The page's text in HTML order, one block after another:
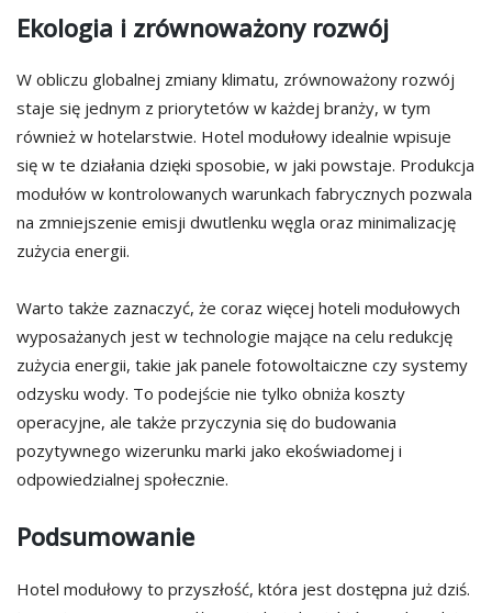
Ekologia i zrównoważony rozwój
W obliczu globalnej zmiany klimatu, zrównoważony rozwój
staje się jednym z priorytetów w każdej branży, w tym
również w hotelarstwie. Hotel modułowy idealnie wpisuje
się w te działania dzięki sposobie, w jaki powstaje. Produkcja
modułów w kontrolowanych warunkach fabrycznych pozwala
na zmniejszenie emisji dwutlenku węgla oraz minimalizację
zużycia energii.
Warto także zaznaczyć, że coraz więcej hoteli modułowych
wyposażanych jest w technologie mające na celu redukcję
zużycia energii, takie jak panele fotowoltaiczne czy systemy
odzysku wody. To podejście nie tylko obniża koszty
operacyjne, ale także przyczynia się do budowania
pozytywnego wizerunku marki jako ekoświadomej i
odpowiedzialnej społecznie.
Podsumowanie
Hotel modułowy to przyszłość, która jest dostępna już dziś.